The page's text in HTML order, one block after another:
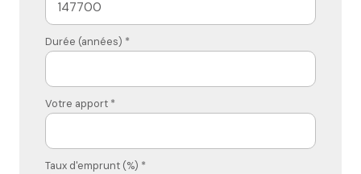
Durée (années) *
Votre apport *
Taux d'emprunt (%) *